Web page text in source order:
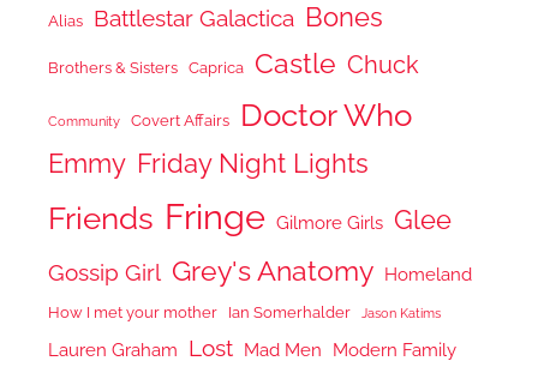
Alias Battlestar Galactica Bones
Brothers & Sisters Caprica Castle Chuck
Community Covert Affairs Doctor Who
Emmy Friday Night Lights
Friends Fringe Gilmore Girls Glee
Gossip Girl Grey's Anatomy Homeland
How I met your mother Ian Somerhalder Jason Katims
Lauren Graham Lost Mad Men Modern Family